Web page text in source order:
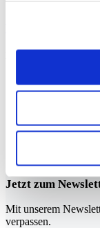
Therapie
Operation
Kardiologie
Jetzt zum
Mit unserem
verpassen.